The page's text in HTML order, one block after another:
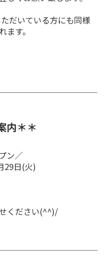
だいている方にも同様
す。
内＊＊
ン／
29日(火)
ください(^^)/